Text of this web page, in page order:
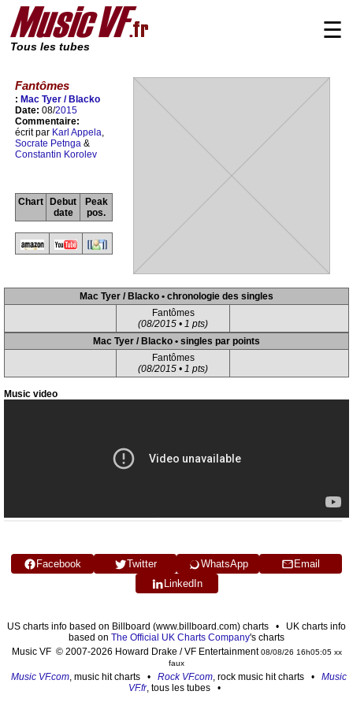
Tous les tubes
☰
Fantômes
: Mac Tyer / Blacko
Date: 08/2015
Commentaire:
écrit par Karl Appela,
Socrate Petnga &
Constantin Korolev
Chart
Debut
date
Peak
pos.
Mac Tyer / Blacko • chronologie des singles
Fantômes
(08/2015 • 1 pts)
Mac Tyer / Blacko • singles par points
Fantômes
(08/2015 • 1 pts)
Music video
Facebook Twitter WhatsApp
Email
LinkedIn
US charts info based on Billboard (www.billboard.com) charts • UK charts info
based on The Official UK Charts Company's charts
Music VF © 2007-2026 Howard Drake / VF Entertainment08/08/26 16h05:05 xx
faux
Music VF.com, music hit charts • Rock VF.com, rock music hit charts • Music
VF.fr, tous les tubes •